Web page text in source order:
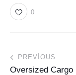
0
PREVIOUS
Oversized Cargo